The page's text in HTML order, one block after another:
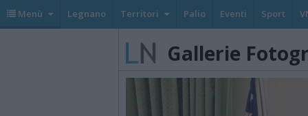
Menù Legnano Territori Palio Eventi Sport
Gallerie